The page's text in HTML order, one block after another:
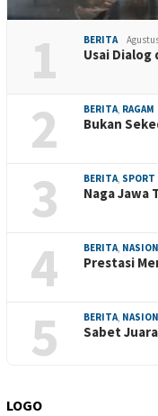
1 BERITA
Usai Dialog
2 BERITA, RAGAM
Bukan
3 BERITA, SPORT
Naga Jawa
4 BERITA,
Prestasi
5 BERITA,
Sabet
LOGO